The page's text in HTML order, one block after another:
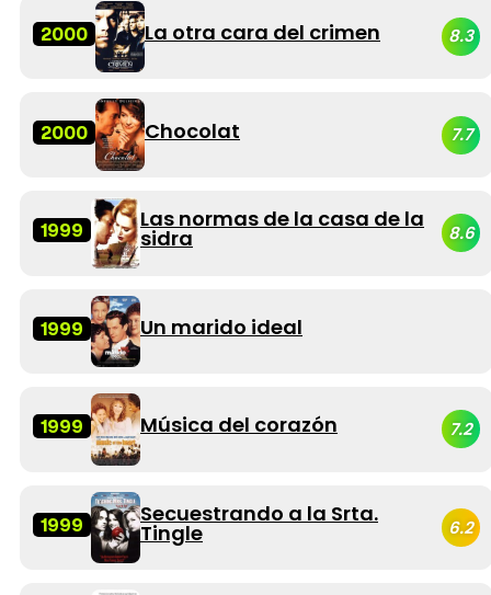
2000 La otra cara del crimen 8.3
2000 Chocolat 7.7
1999 Las normas de la casa de la
sidra 8.6
1999 Un marido ideal
1999 Música del corazón 7.2
1999 Secuestrando a la Srta.
Tingle 6.2